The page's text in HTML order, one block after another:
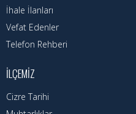
İhale İlanları
Vefat Edenler
Telefon Rehberi
İLÇEMIZ
Cizre Tarihi